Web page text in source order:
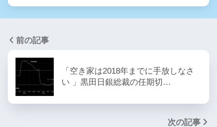
前の記事
「空き家は2018年までに手放しなさ
い 」黒田日銀総裁の任期切…
次の記事